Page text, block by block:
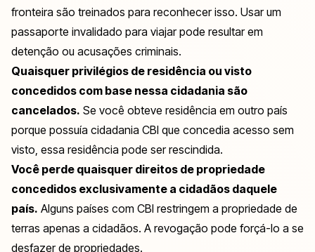
fronteira são treinados para reconhecer isso. Usar um
passaporte invalidado para viajar pode resultar em
detenção ou acusações criminais.
Quaisquer privilégios de residência ou visto
concedidos com base nessa cidadania são
cancelados. Se você obteve residência em outro país
porque possuía cidadania CBI que concedia acesso sem
visto, essa residência pode ser rescindida.
Você perde quaisquer direitos de propriedade
concedidos exclusivamente a cidadãos daquele
país. Alguns países com CBI restringem a propriedade de
terras apenas a cidadãos. A revogação pode forçá-lo a se
desfazer de propriedades.